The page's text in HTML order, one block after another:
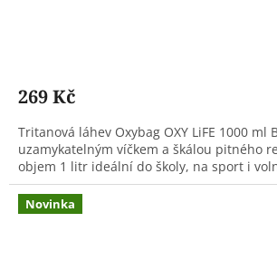
269 Kč
Tritanová láhev Oxybag OXY LiFE 1000 ml
uzamykatelným víčkem a škálou pitného
objem 1 litr ideální do školy, na sport i
Novinka